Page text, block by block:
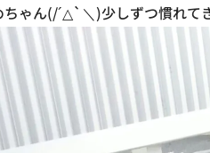
ゃん(/´△`＼)少しずつ慣れ